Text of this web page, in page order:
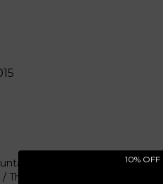
10%
/ Running Bear / Almost
The Easy Parts Over / You